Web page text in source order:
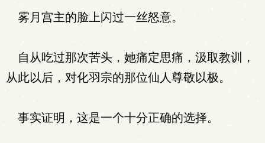
雾月宫主的脸上闪过一丝怒意。
自从吃过那次苦头，她痛定思痛，汲取教训，
从此以后，对化羽宗的那位仙人尊敬以极。
事实证明，这是一个十分正确的选择。